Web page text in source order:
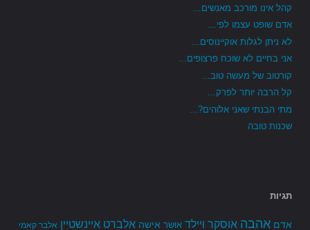
קהל אינו מורכב מאנשים...
אדם שופט עצמו לפי...
לא ניתן לגלות אוקיינוסים...
אני בחיים לא שוכח פרצופים...
קורטוב של מעשה טוב...
קל הרבה יותר לפרק...
מתי הבנתי שאני אלוהים?...
שכנות טובה
תגיות
אדם אהבה אוסקר ויילד אושר אישה אלברט איינשטיין אלבר קאמי